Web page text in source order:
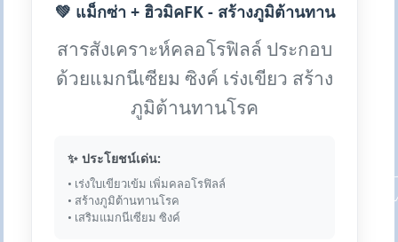
💚 แม็กซ่า + ฮิวมิคFK - สร้างภูมิต้านทาน
สารสังเคราะห์คลอโรฟิลล์ ประกอบ
ด้วยแมกนีเซียม ซิงค์ เร่งเขียว สร้าง
ภูมิต้านทานโรค
✨ ประโยชน์เด่น:
• เร่งใบเขียวเข้ม เพิ่มคลอโรฟิลล์
• สร้างภูมิต้านทานโรค
• เสริมแมกนีเซียม ซิงค์